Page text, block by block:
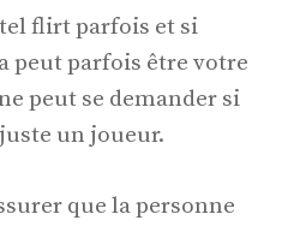
flirt parfois et si
peut parfois être votre
peut se demander si
un joueur.
que la personne